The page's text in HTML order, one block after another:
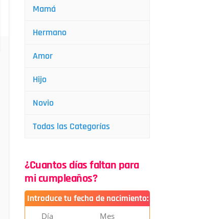
Mamá
Hermano
Amor
Hijo
Novio
Todas las Categorías
¿Cuantos días faltan para
mi cumpleaños?
Introduce tu fecha de nacimiento:
Día Mes